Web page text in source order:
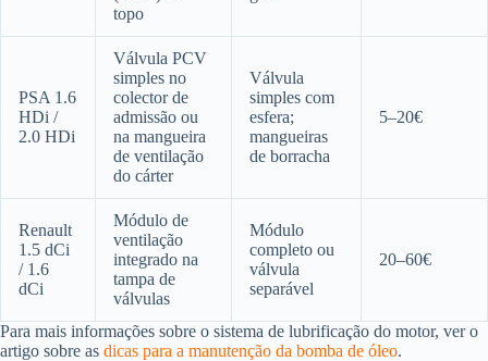
topo
PSA 1.6
HDi /
2.0 HDi
Válvula PCV
simples no
colector de
admissão ou
na mangueira
de ventilação
do cárter
Válvula
simples com
esfera;
mangueiras
de borracha
5–20€
Renault
1.5 dCi
/ 1.6
dCi
Módulo de
ventilação
integrado na
tampa de
válvulas
Módulo
completo ou
válvula
separável
20–60€
Para mais informações sobre o sistema de lubrificação do motor, ver o
artigo sobre as dicas para a manutenção da bomba de óleo.